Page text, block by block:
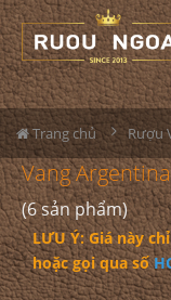
Trang chủ
Vang Argentina
(6 sản phẩm)
LƯU Ý: Giá này
hoặc gọi qua số